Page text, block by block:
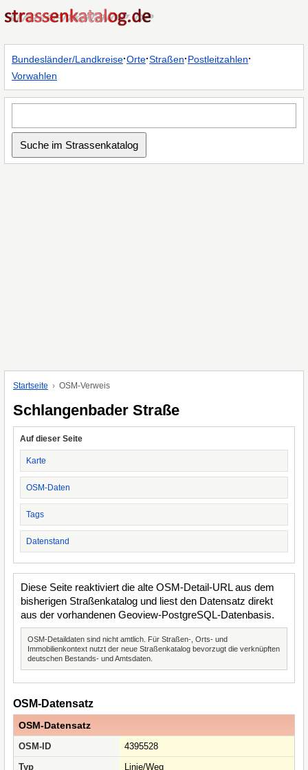
Bundesländer/Landkreise·Orte·Straßen·Postleitzahlen·
Vorwahlen
Startseite OSM-Verweis
Schlangenbader Straße
Auf dieser Seite
Karte
OSM-Daten
Tags
Datenstand
Diese Seite reaktiviert die alte OSM-Detail-URL aus dem
bisherigen Straßenkatalog und liest den Datensatz direkt
aus der vorhandenen Geoview-PostgreSQL-Datenbasis.
OSM-Detaildaten sind nicht amtlich. Für Straßen-, Orts- und
Immobilienkontext nutzt der neue Straßenkatalog bevorzugt die verknüpften
deutschen Bestands- und Amtsdaten.
OSM-Datensatz
OSM-Datensatz
OSM-ID
4395528
Typ
Linie/Weg